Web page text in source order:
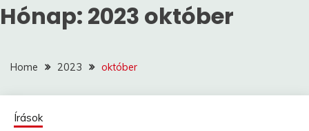
Hónap: 2023 október
Home 2023 október
Írások